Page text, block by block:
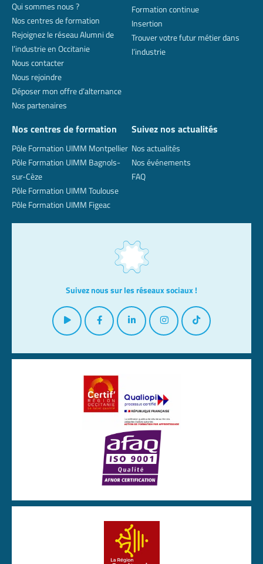
Qui sommes nous ?
Nos centres de formation
Rejoignez le réseau Alumni de
l’industrie en Occitanie
Nous contacter
Nous rejoindre
Déposer mon offre d’alternance
Nos partenaires
Formation continue
Insertion
Trouver votre futur métier dans
l’industrie
Nos centres de formation
Pôle Formation UIMM Montpellier
Pôle Formation UIMM Bagnols-
sur-Cèze
Pôle Formation UIMM Toulouse
Pôle Formation UIMM Figeac
Suivez nos actualités
Nos actualités
Nos événements
FAQ
Suivez nous sur les réseaux sociaux !